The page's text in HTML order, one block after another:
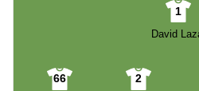
1
David
66
2